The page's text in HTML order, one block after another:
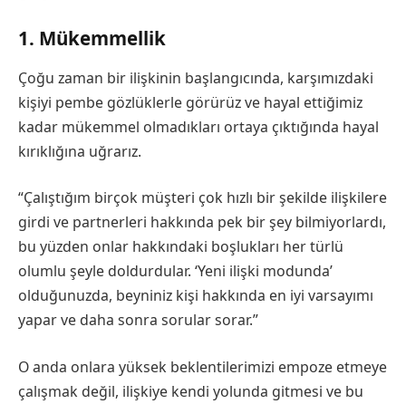
1. Mükemmellik
Çoğu zaman bir ilişkinin başlangıcında, karşımızdaki
kişiyi pembe gözlüklerle görürüz ve hayal ettiğimiz
kadar mükemmel olmadıkları ortaya çıktığında hayal
kırıklığına uğrarız.
“Çalıştığım birçok müşteri çok hızlı bir şekilde ilişkilere
girdi ve partnerleri hakkında pek bir şey bilmiyorlardı,
bu yüzden onlar hakkındaki boşlukları her türlü
olumlu şeyle doldurdular. ‘Yeni ilişki modunda’
olduğunuzda, beyniniz kişi hakkında en iyi varsayımı
yapar ve daha sonra sorular sorar.”
O anda onlara yüksek beklentilerimizi empoze etmeye
çalışmak değil, ilişkiye kendi yolunda gitmesi ve bu